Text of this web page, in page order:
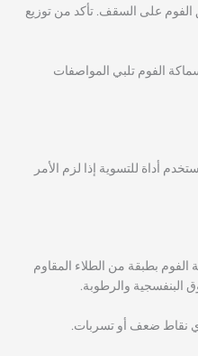
على السقف. تأكد من توزيع
الفوم تلبي المواصفات
أداة للتسوية إذا لزم الأمر
بطبقة من الطلاء المقاوم
البنفسجية والرطوبة.
نقاط ضعف أو تسربات.